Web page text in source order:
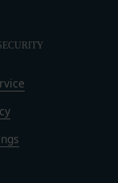
客様情報を
の開示・提
利用を行わ
等反社会
判断した